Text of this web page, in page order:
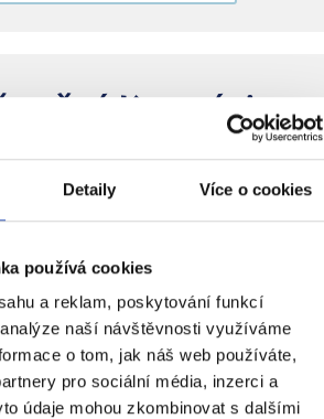
Detaily Více o cookies
používá cookies
a reklam, poskytování funkcí
naší návštěvnosti využíváme
o tom, jak náš web používáte,
pro sociální média, inzerci a
údaje mohou zkombinovat s dalšími
pyšná Kampánie
z našich7 zájezdů do
SI TAKÉ